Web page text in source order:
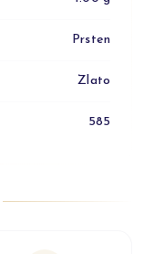
Prsten
Zlato
585